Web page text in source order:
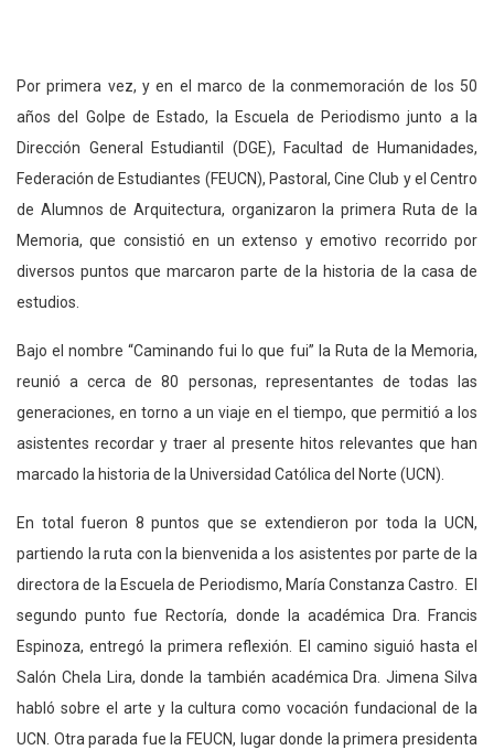
Por primera vez, y en el marco de la conmemoración de los 50
años del Golpe de Estado, la Escuela de Periodismo junto a la
Dirección General Estudiantil (DGE), Facultad de Humanidades,
Federación de Estudiantes (FEUCN), Pastoral, Cine Club y el Centro
de Alumnos de Arquitectura, organizaron la primera Ruta de la
Memoria, que consistió en un extenso y emotivo recorrido por
diversos puntos que marcaron parte de la historia de la casa de
estudios.
Bajo el nombre “Caminando fui lo que fui” la Ruta de la Memoria,
reunió a cerca de 80 personas, representantes de todas las
generaciones, en torno a un viaje en el tiempo, que permitió a los
asistentes recordar y traer al presente hitos relevantes que han
marcado la historia de la Universidad Católica del Norte (UCN).
En total fueron 8 puntos que se extendieron por toda la UCN,
partiendo la ruta con la bienvenida a los asistentes por parte de la
directora de la Escuela de Periodismo, María Constanza Castro. El
segundo punto fue Rectoría, donde la académica Dra. Francis
Espinoza, entregó la primera reflexión. El camino siguió hasta el
Salón Chela Lira, donde la también académica Dra. Jimena Silva
habló sobre el arte y la cultura como vocación fundacional de la
UCN. Otra parada fue la FEUCN, lugar donde la primera presidenta